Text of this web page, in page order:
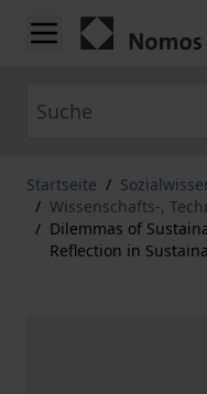
Zum Inhalt springen
Startseite /
/ Wissenschafts-,
/ Dilemmas of
Reflection in